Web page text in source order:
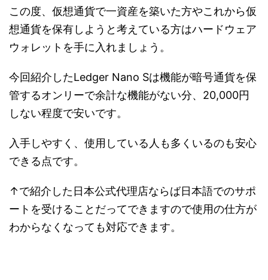
この度、仮想通貨で一資産を築いた方やこれから仮
想通貨を保有しようと考えている方はハードウェア
ウォレットを手に入れましょう。
今回紹介したLedger Nano Sは機能が暗号通貨を保
管するオンリーで余計な機能がない分、20,000円
しない程度で安いです。
入手しやすく、使用している人も多くいるのも安心
できる点です。
↑で紹介した日本公式代理店ならば日本語でのサポ
ートを受けることだってできますので使用の仕方が
わからなくなっても対応できます。